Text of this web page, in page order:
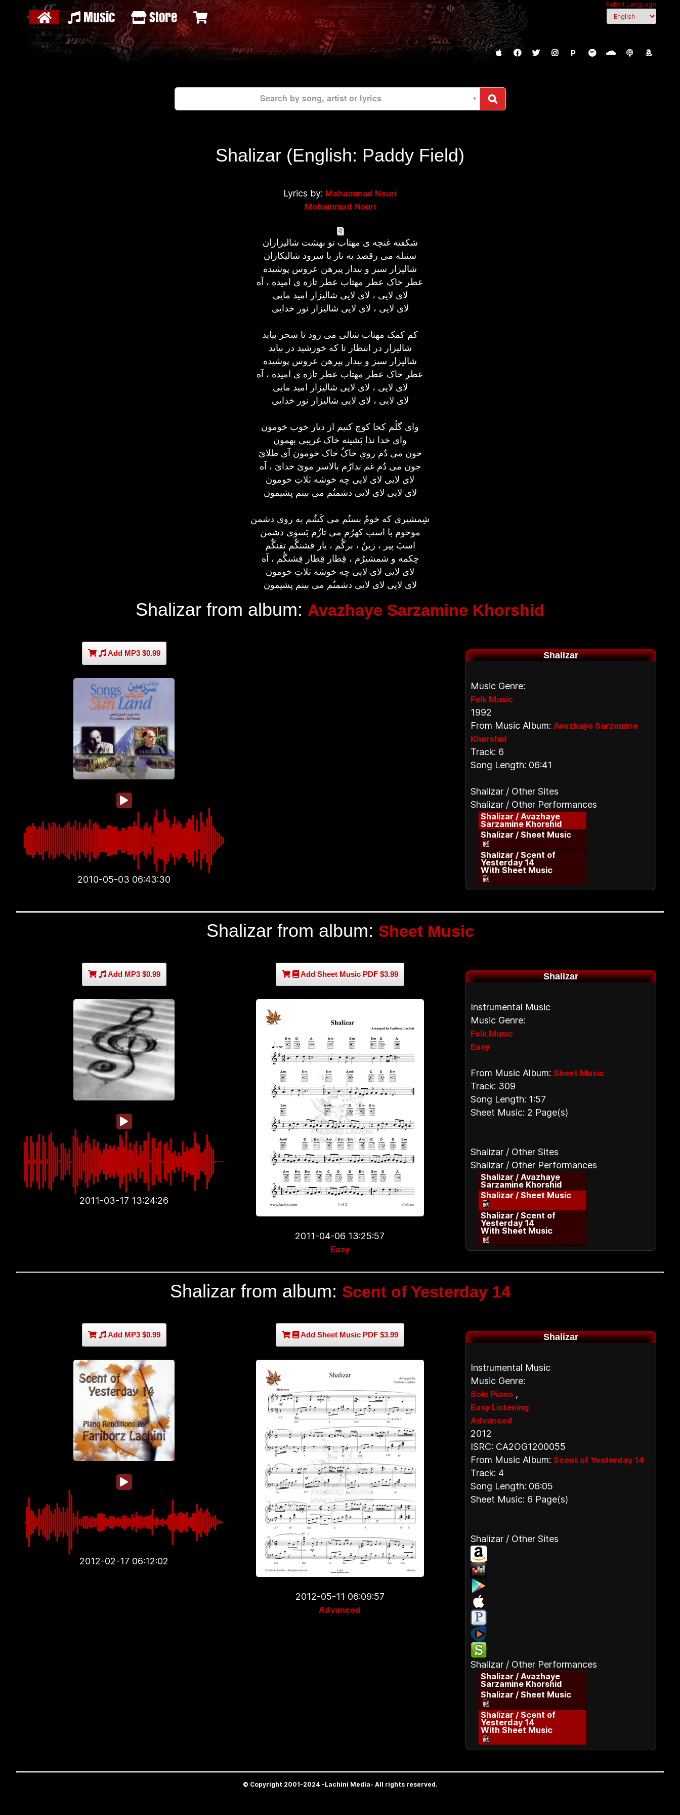
Select Language
Music Store
P
Search by song, artist or lyrics
Shalizar (English: Paddy Field)
Lyrics by: Mohammad Nouri
Mohammad Nouri
شکفته غنچه ی مهتاب تو بهشت شالیزاران
سنبله می رقصد به ناز با سرود شالیکاران
شالیزار سبز و بیدار پیرهن عروس پوشیده
عطر خاک عطر مهتاب عطر تازه ی امیده ، آه
لای لایی ، لای لایی شالیزار امید مایی
لای لایی ، لای لایی شالیزار نور خدایی
کم کمک مهتاب شالی می رود تا سحر بیاید
شالیزار در انتظار تا که خورشید در بیاید
شالیزار سبز و بیدار پیرهن عروس پوشیده
عطر خاک عطر مهتاب عطر تازه ی امیده ، آه
لای لایی ، لای لایی شالیزار امید مایی
لای لایی ، لای لایی شالیزار نور خدایی
وای گلُم کجا کوچ کنیم از دیار خوب خومون
وای خدا نذا بَشینه خاک غریبی بهمون
خون می دُم رویِ خاکُ خاک خومون آی طلایَ
جون می دُم غم ندارُم بالاسر مویَ خدایَ ، آه
لای لایی لای لایی چه خوشه بَلاتِ خومون
لای لایی لای لایی دشمنُم می بینم پشیمون
شِمشیری که خومُ بستُم می کَشُم به روی دشمن
موخوم با اسب کهرُم می تازُم بَسوی دشمن
اسبَ پیر ، زینُ ، برگُم ، یار قشنگُم تفنگُم
چکمه و شمشیرُم ، قِطار قِطار فِشنگُم ، آه
لای لایی لای لایی چه خوشه بَلاتِ خومون
لای لایی لای لایی دشمنُم می بینم پشیمون
Shalizar from album: Avazhaye Sarzamine Khorshid
Add MP3 $0.99
2010-05-03 06:43:30
Shalizar
Music Genre:
Folk Music
1992
From Music Album: Avazhaye Sarzamine
Khorshid
Track: 6
Song Length: 06:41
Shalizar / Other Sites
Shalizar / Other Performances
Shalizar / Avazhaye
Sarzamine Khorshid
Shalizar / Sheet Music
Shalizar / Scent of
Yesterday 14
With Sheet Music
Shalizar from album: Sheet Music
Add MP3 $0.99
2011-03-17 13:24:26
Add Sheet Music PDF $3.99
2011-04-06 13:25:57
Easy
Shalizar
Instrumental Music
Music Genre:
Folk Music
Easy
From Music Album:Sheet Music
Track: 309
Song Length: 1:57
Sheet Music: 2 Page(s)
Shalizar / Other Sites
Shalizar / Other Performances
Shalizar / Avazhaye
Sarzamine Khorshid
Shalizar / Sheet Music
Shalizar / Scent of
Yesterday 14
With Sheet Music
Shalizar from album: Scent of Yesterday 14
Add MP3 $0.99
2012-02-17 06:12:02
Add Sheet Music PDF $3.99
2012-05-11 06:09:57
Advanced
Shalizar
Instrumental Music
Music Genre:
Solo Piano ,
Easy Listening
Advanced
2012
ISRC: CA2OG1200055
From Music Album:Scent of Yesterday 14
Track: 4
Song Length: 06:05
Sheet Music: 6 Page(s)
Shalizar / Other Sites
Shalizar / Other Performances
Shalizar / Avazhaye
Sarzamine Khorshid
Shalizar / Sheet Music
Shalizar / Scent of
Yesterday 14
With Sheet Music
© Copyright 2001-2024 -Lachini Media- All rights reserved.